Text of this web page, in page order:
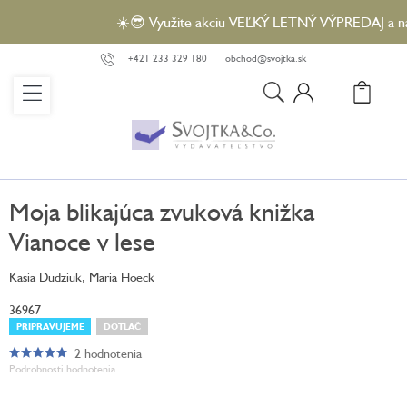
obsah
☀️😎 Využite akciu VEĽKÝ LETNÝ VÝPREDAJ a
+421 233 329 180 obchod@svojtka.sk
Moja blikajúca zvuková knižka
Vianoce v lese
Kasia Dudziuk, Maria Hoeck
36967
Podrobnosti hodnotenia
PRIPRAVUJEME DOTLAČ
Priemerné
hodnotenie
2 hodnotenia